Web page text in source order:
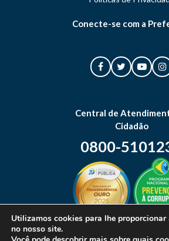
Conecte-se com a
Central de
Cidadão
0800-
Utilizamos cookies para lhe proporcionar
no nosso site.